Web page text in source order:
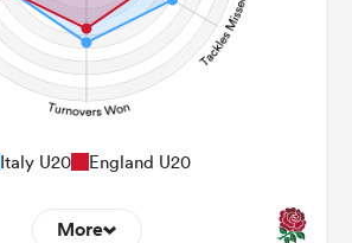
Italy U20 England U20
More